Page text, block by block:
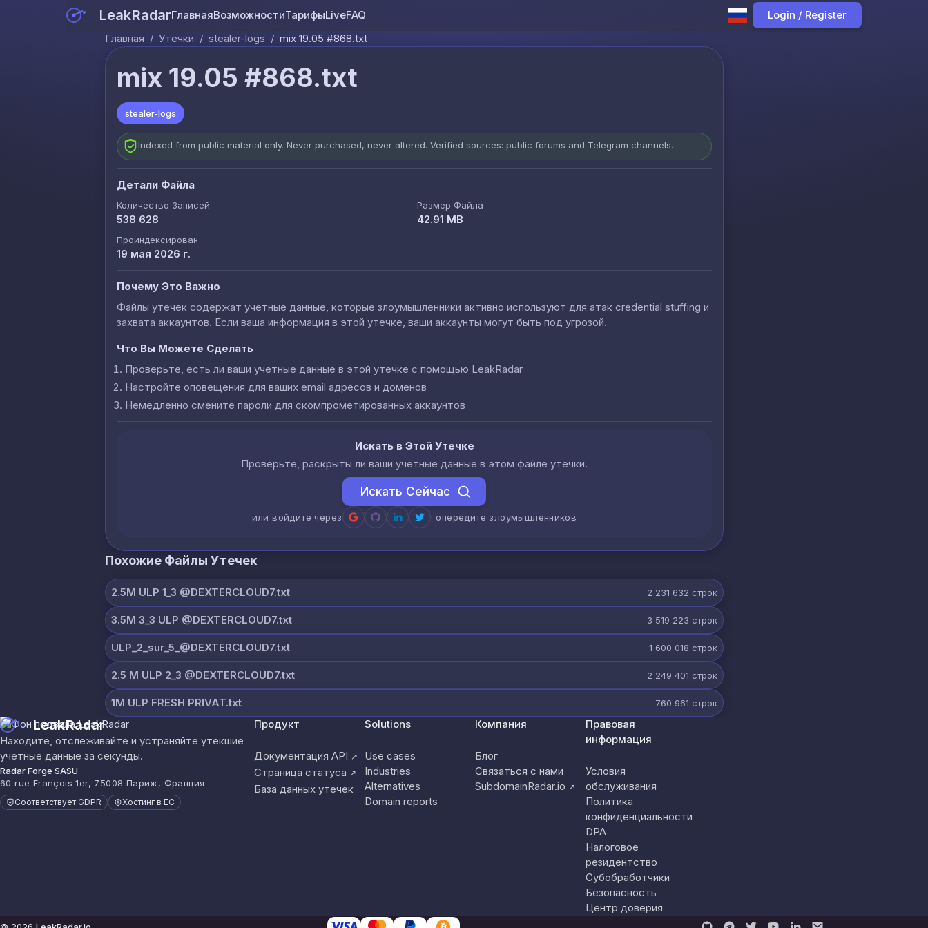
LeakRadarГлавнаяВозможностиТарифыLiveFAQ
Login / Register
Главная / Утечки / stealer-logs / mix 19.05 #868.txt
mix 19.05 #868.txt
stealer-logs
Indexed from public material only. Never purchased, never altered. Verified sources: public forums and Telegram channels.
Детали Файла
Количество Записей
538 628
Размер Файла
42.91 MB
Проиндексирован
19 мая 2026 г.
Почему Это Важно
Файлы утечек содержат учетные данные, которые злоумышленники активно используют для атак credential stuffing и
захвата аккаунтов. Если ваша информация в этой утечке, ваши аккаунты могут быть под угрозой.
Что Вы Можете Сделать
Проверьте, есть ли ваши учетные данные в этой утечке с помощью LeakRadar
Настройте оповещения для ваших email адресов и доменов
Немедленно смените пароли для скомпрометированных аккаунтов
Искать в Этой Утечке
Проверьте, раскрыты ли ваши учетные данные в этом файле утечки.
Искать Сейчас
или войдите через · опередите злоумышленников
Похожие Файлы Утечек
2.5M ULP 1_3 @DEXTERCLOUD7.txt 2 231 632 строк
3.5M 3_3 ULP @DEXTERCLOUD7.txt 3 519 223 строк
ULP_2_sur_5_@DEXTERCLOUD7.txt 1 600 018 строк
2.5 M ULP 2_3 @DEXTERCLOUD7.txt 2 249 401 строк
1M ULP FRESH PRIVAT.txt 760 961 строк
LeakRadar
Находите, отслеживайте и устраняйте утекшие
учетные данные за секунды.
Radar Forge SASU
60 rue François 1er, 75008 Париж, Франция
Соответствует GDPR Хостинг в ЕС
Продукт
Документация API ↗
Страница статуса ↗
База данных утечек
Solutions
Use cases
Industries
Alternatives
Domain reports
Компания
Блог
Связаться с нами
SubdomainRadar.io ↗
Правовая
информация
Условия
обслуживания
Политика
конфиденциальности
DPA
Налоговое
резидентство
Субобработчики
Безопасность
Центр доверия